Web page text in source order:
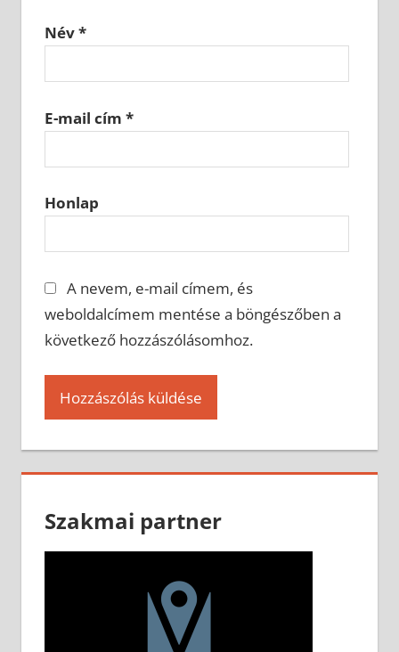
Név*
E-mail cím *
Honlap
A nevem, e-mail címem, és
weboldalcímem mentése a böngészőben a
következő hozzászólásomhoz.
Szakmai partner